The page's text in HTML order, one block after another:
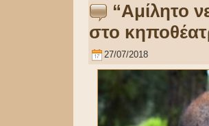
“Αμίλητο
στο
27/07/2018